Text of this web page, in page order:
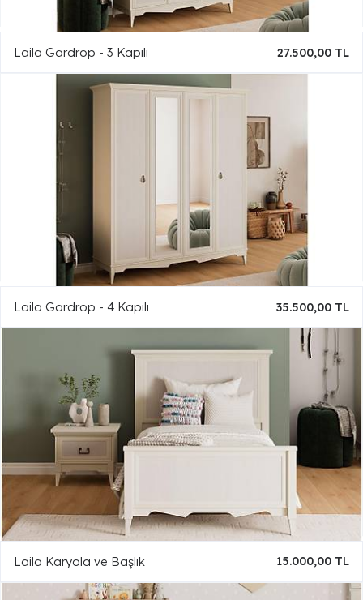
Laila Gardrop - 3 Kapılı 27.500,00 TL
Laila Gardrop - 4 Kapılı 35.500,00 TL
Laila Karyola ve Başlık 15.000,00 TL